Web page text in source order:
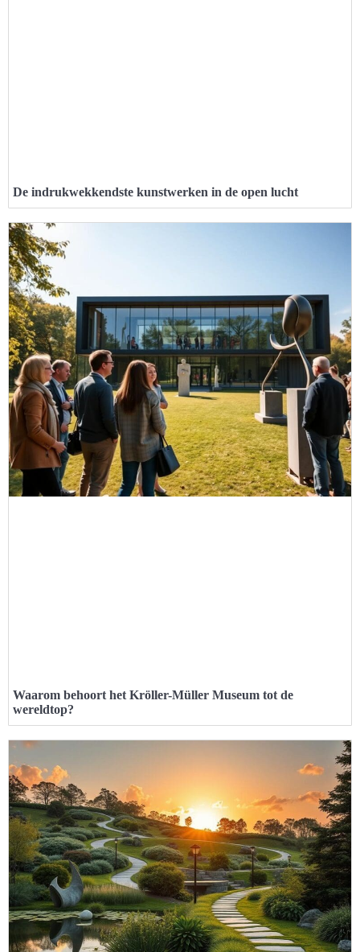
De indrukwekkendste kunstwerken in de open lucht
Waarom behoort het Kröller-Müller Museum tot de
wereldtop?